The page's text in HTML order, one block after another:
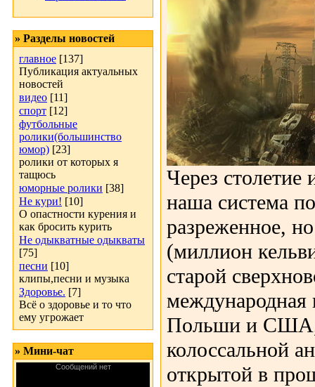
» Разделы новостей
главное [137]
Публикация актуальных
новостей
видео [11]
спорт [12]
футбольные
ролики(большинство
юмор) [23]
ролики от которых я
тащюсь
юморные ролики [38]
Не кури! [10]
О опастности курения и
как бросить курить
Не одыкватные одыкваты
[75]
песни [10]
клипы,песни и музыка
Здоровье. [7]
Всё о здоровье и то что
ему угрожает
» Мини-чат
Через столетие
наша система
разреженное,
(миллион
старой
международная
Польши и США,
колоссальной
открытой в